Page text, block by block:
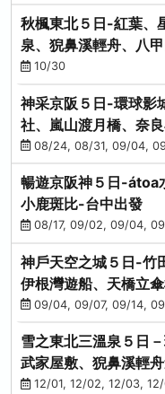
秋楓東北５日-紅葉、
泉、猊鼻溪輕舟、八
進免稅店)
10/30
神采京阪５日-環球影
社、嵐山渡月橋、奈
08/24, 08/31, 09/04,
暢遊京阪神５日-átoa
小鹿斑比-台中出發
08/17, 09/02, 09/04,
神戶天空之城５日-竹
伊根灣遊船、天橋立
龍蝦-台中出發
09/04, 09/07, 09/14,
雪之東北三溫泉５日
武家屋敷、猊鼻溪輕
燒、烤牡蠣、握壽司
12/01, 12/02, 12/03,